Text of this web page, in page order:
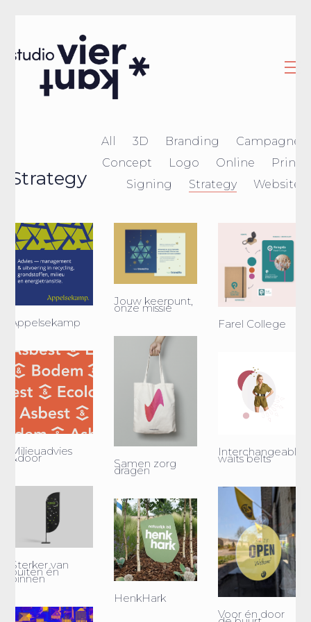
Strategy
All 3D Branding
Campagne
Concept
Logo Online
Print
Signing
Strategy Website
Appelsekamp
Jouw keerpunt,
onze missie
Farel College
Samen zorg
dragen
Milieuadvies
&door Interchangeable
waits belts
Sterker van
buiten én
binnen
Voor én door
HenkHark